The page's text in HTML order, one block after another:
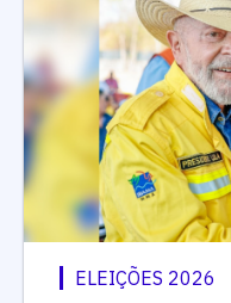
ELEIÇÕES 2026
"Eleitoreiro",
"fuga" de